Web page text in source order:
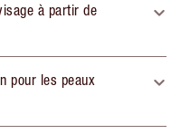
à partir de
pour les peaux